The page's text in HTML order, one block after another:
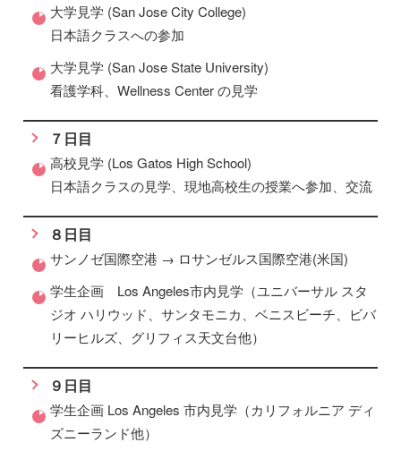
大学見学 (San Jose City College)
日本語クラスへの参加
大学見学 (San Jose State University)
看護学科、Wellness Center の見学
７日目
高校見学 (Los Gatos High School)
日本語クラスの見学、現地高校生の授業へ参加、交流
８日目
サンノゼ国際空港 → ロサンゼルス国際空港(米国)
学生企画 Los Angeles市内見学（ユニバーサル スタ
ジオ ハリウッド、サンタモニカ、ベニスビーチ、ビバ
リーヒルズ、グリフィス天文台他）
９日目
学生企画 Los Angeles 市内見学（カリフォルニア ディ
ズニーランド他）